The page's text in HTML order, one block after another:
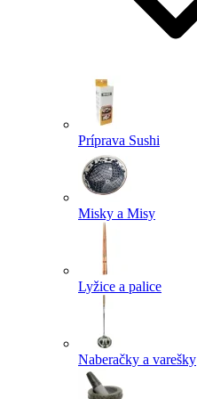
Príprava Sushi
Misky a Misy
Lyžice a palice
Naberačky a varešky